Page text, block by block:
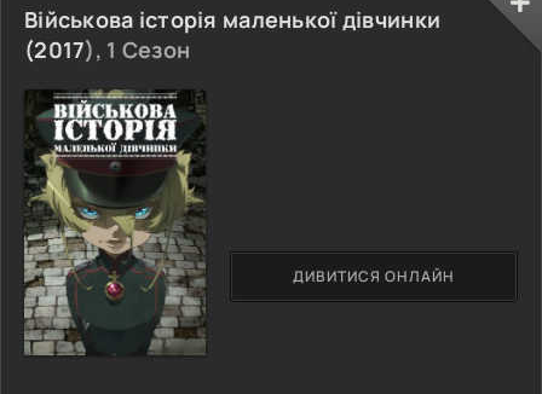
Військова історія маленької дівчинки
(2017), 1 Сезон
ДИВИТИСЯ ОНЛАЙН